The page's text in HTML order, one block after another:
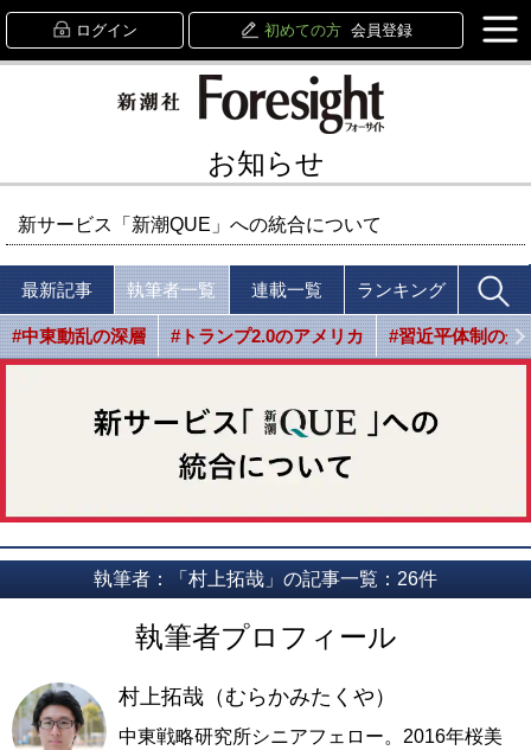
ログイン 初めての方 会員登録
お知らせ
新サービス「新潮QUE」への統合について
最新記事 執筆者一覧 連載一覧 ランキング
#中東動乱の深層 #トランプ2.0のアメリカ #習近平体制の光
執筆者：「村上拓哉」の記事一覧：26件
執筆者プロフィール
村上拓哉（むらかみたくや）
中東戦略研究所シニアフェロー。2016年桜美